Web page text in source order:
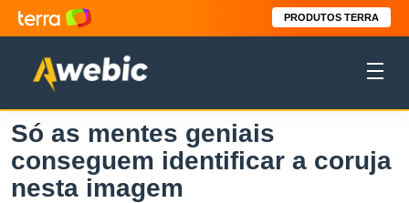
PRODUTOS TERRA
Só as mentes geniais
conseguem identificar a coruja
nesta imagem